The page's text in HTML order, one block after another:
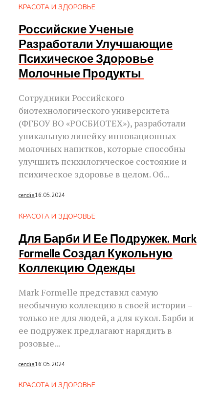
КРАСОТА И ЗДОРОВЬЕ
Российские Ученые
Разработали Улучшающие
Психическое Здоровье
Молочные Продукты
Сотрудники Российского
биотехнологического университета
(ФГБОУ ВО «РОСБИОТЕХ»), разработали
уникальную линейку инновационных
молочных напитков, которые способны
улучшить психилогическое состояние и
психическое здоровье в целом. Об...
cendia16.05.2024
КРАСОТА И ЗДОРОВЬЕ
Для Барби И Ее Подружек. Mark
Formelle Создал Кукольную
Коллекцию Одежды
Mark Formelle представил самую
необычную коллекцию в своей истории –
только не для людей, а для кукол. Барби и
ее подружек предлагают нарядить в
розовые...
cendia16.05.2024
КРАСОТА И ЗДОРОВЬЕ